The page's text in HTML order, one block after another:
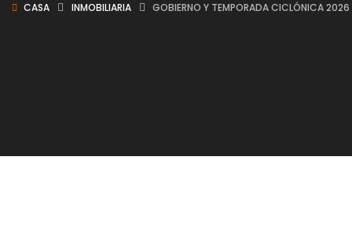
CASA INMOBILIARIA GOBIERNO Y TEMPORADA CICLÓNICA 2026